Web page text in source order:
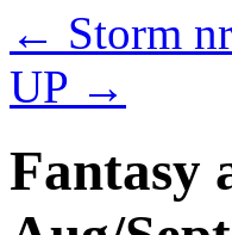
← Storm
UP →
Fantasy